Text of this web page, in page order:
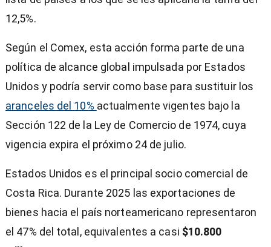
12,5%.
Según el Comex, esta acción forma parte de una
política de alcance global impulsada por Estados
Unidos y podría servir como base para sustituir los
aranceles del 10% actualmente vigentes bajo la
Sección 122 de la Ley de Comercio de 1974, cuya
vigencia expira el próximo 24 de julio.
Estados Unidos es el principal socio comercial de
Costa Rica. Durante 2025 las exportaciones de
bienes hacia el país norteamericano representaron
el 47% del total, equivalentes a casi $10.800